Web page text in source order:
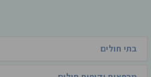
בתי חולים